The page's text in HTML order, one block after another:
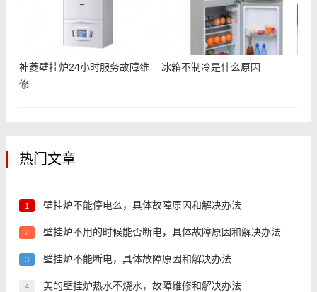
神菱壁挂炉24小时服务故障维
修
冰箱不制冷是什么原因
热门文章
1 壁挂炉不能停电么，具体故障原因和解决办法
2 壁挂炉不用的时候能否断电，具体故障原因和解决办法
3 壁挂炉不能断电，具体故障原因和解决办法
4 美的壁挂炉热水不烧水，故障维修和解决办法